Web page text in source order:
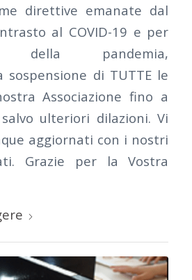
direttive emanate dal
al COVID-19 e per
della pandemia,
sospensione di TUTTE le
Associazione fino a
ulteriori dilazioni. Vi
aggiornati con i nostri
Grazie per la Vostra